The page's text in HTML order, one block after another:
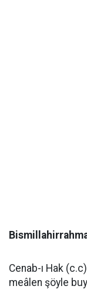
Cenab-ı Hak
meâlen şöyle